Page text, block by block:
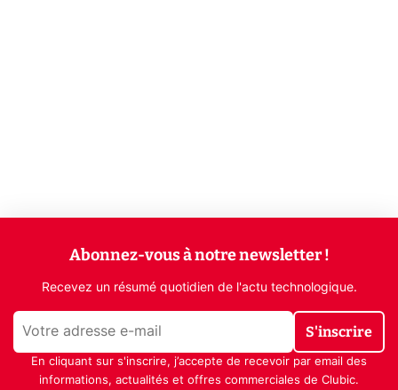
Abonnez-vous à notre newsletter !
Recevez un résumé quotidien de l'actu technologique.
S'inscrire
En cliquant sur s'inscrire, j’accepte de recevoir par email des
informations, actualités et offres commerciales de Clubic.